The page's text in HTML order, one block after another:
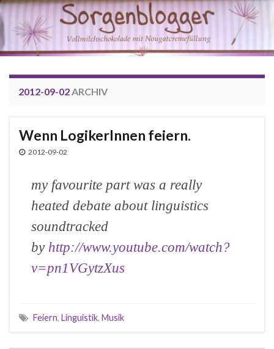
2012-09-02ARCHIV
Wenn LogikerInnen feiern.
2012-09-02
my favourite part was a really
heated debate about linguistics
soundtracked
by http://www.youtube.com/watch?
v=pn1VGytzXus
Feiern, Linguistik, Musik